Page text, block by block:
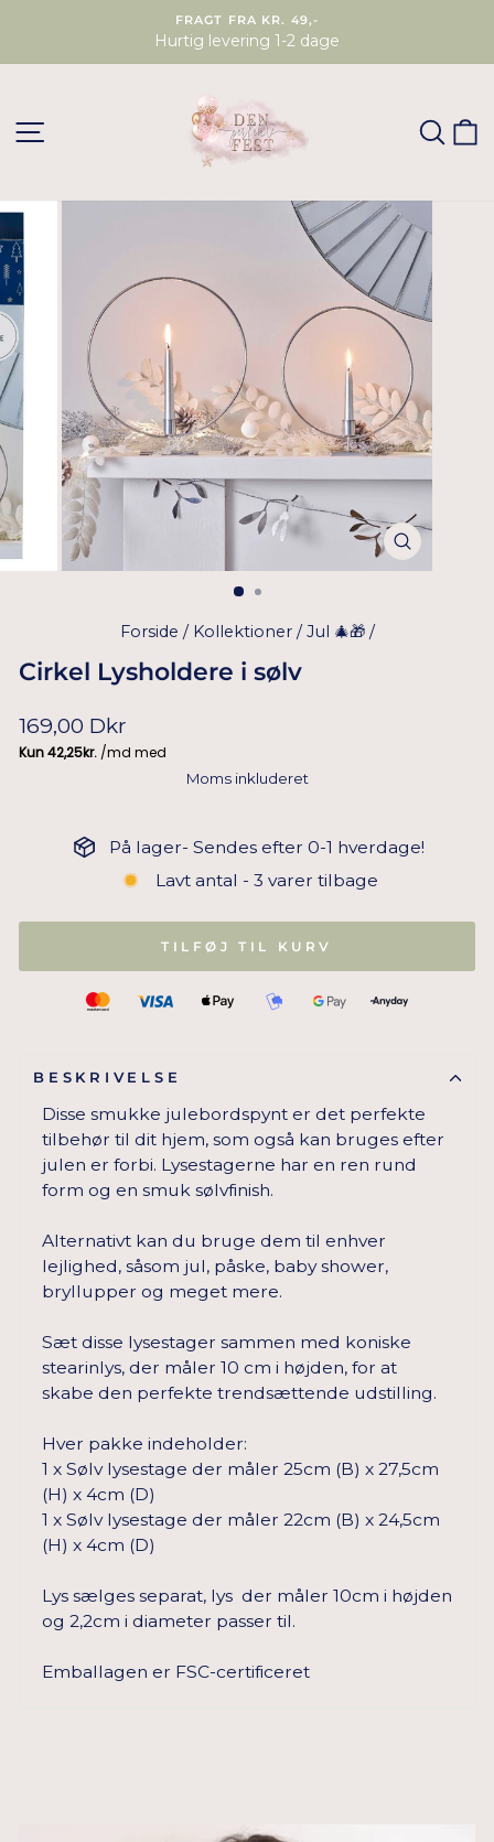
FRAGT FRA KR. 49,-
Hurtig levering 1-2 dage
SØG
Forside / Kollektioner / Jul 🎄🎁 /
Cirkel Lysholdere i sølv
Normal
pris
169,00 Dkr
Moms inkluderet
På lager- Sendes efter 0-1 hverdage!
Lavt antal - 3 varer tilbage
TILFØJ TIL KURV
BESKRIVELSE
Disse smukke julebordspynt er det perfekte
tilbehør til dit hjem, som også kan bruges efter
julen er forbi. Lysestagerne har en ren rund
form og en smuk sølvfinish.
Alternativt kan du bruge dem til enhver
lejlighed, såsom jul, påske, baby shower,
bryllupper og meget mere.
Sæt disse lysestager sammen med koniske
stearinlys, der måler 10 cm i højden, for at
skabe den perfekte trendsættende udstilling.
Hver pakke indeholder:
1 x Sølv lysestage der måler 25cm (B) x 27,5cm
(H) x 4cm (D)
1 x Sølv lysestage der måler 22cm (B) x 24,5cm
(H) x 4cm (D)
Lys sælges separat, lys der måler 10cm i højden
og 2,2cm i diameter passer til.
Emballagen er FSC-certificeret